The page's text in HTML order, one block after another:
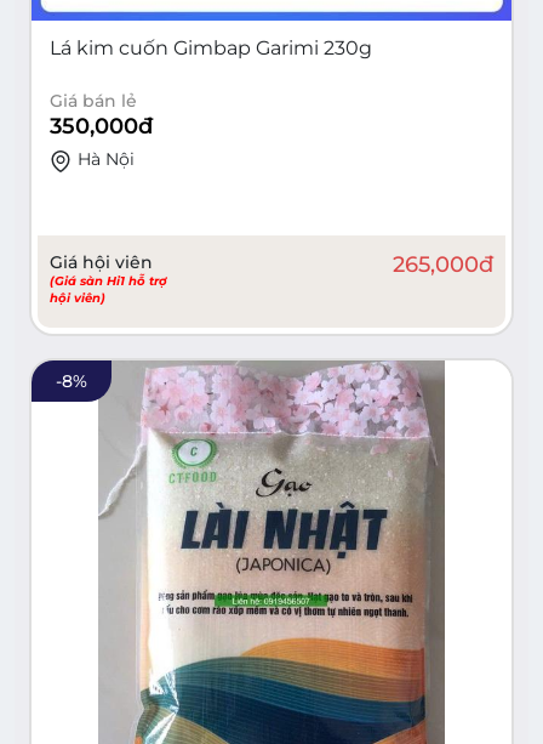
Lá kim cuốn Gimbap Garimi 230g
Giá bán lẻ
350,000đ
Hà Nội
Giá hội viên
(Giá sàn Hi1 hỗ trợ
hội viên)
265,000đ
-8%